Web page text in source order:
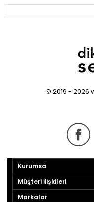
© 2019 - 2026
Kurumsal
Müşteri İlişkileri
Markalar